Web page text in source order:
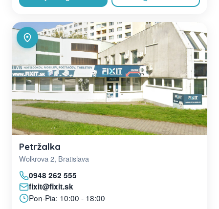
Petržalka
Wolkrova 2, Bratislava
0948 262 555
fixit@fixit.sk
Pon-Pia: 10:00 - 18:00